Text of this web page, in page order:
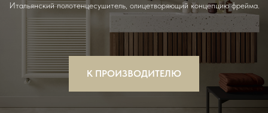
Итальянский полотенцесушитель, олицетворяющий концепцию фрейма.
К ПРОИЗВОДИТЕЛЮ